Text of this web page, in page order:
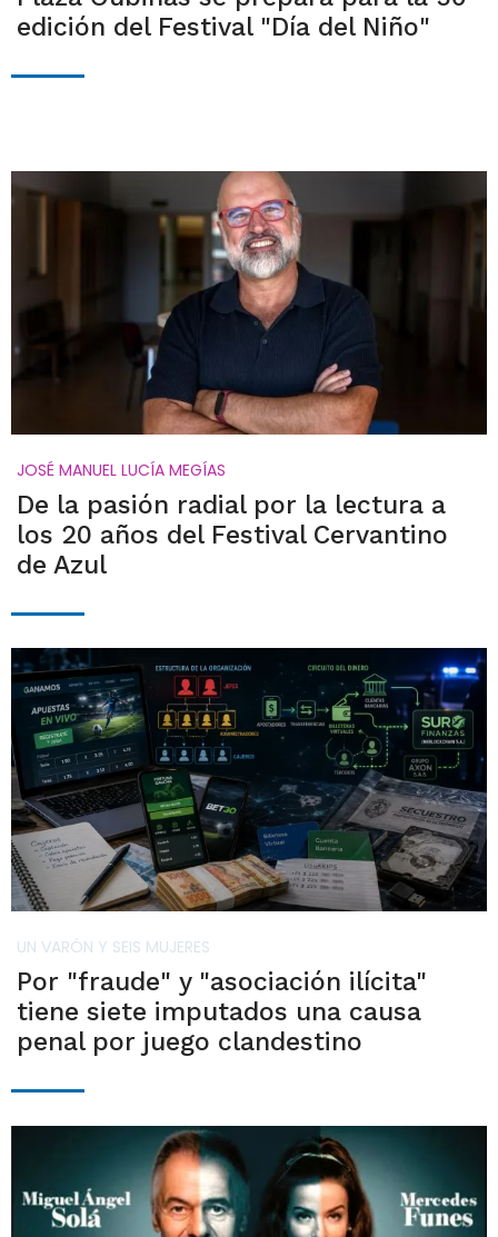
edición del Festival "Día del Niño"
JOSÉ MANUEL LUCÍA MEGÍAS
De la pasión radial por la lectura a
los 20 años del Festival Cervantino
de Azul
UN VARÓN Y SEIS MUJERES
Por "fraude" y "asociación ilícita"
tiene siete imputados una causa
penal por juego clandestino